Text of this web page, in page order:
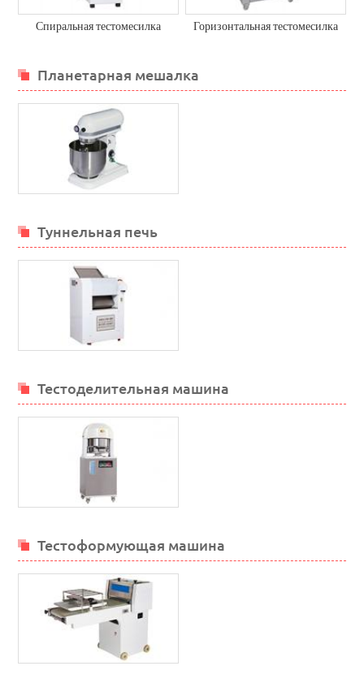
Спиральная тестомесилка Горизонтальная тестомесилка
Планетарная мешалка
Туннельная печь
Тестоделительная машина
Тестоформующая машина